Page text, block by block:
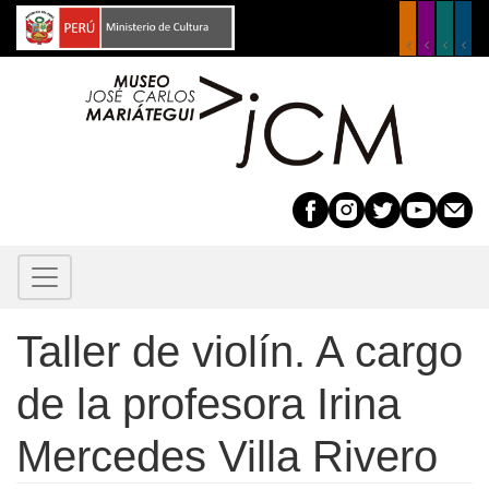
Pasar
Taller de violín. A cargo
de la profesora Irina
Mercedes Villa Rivero